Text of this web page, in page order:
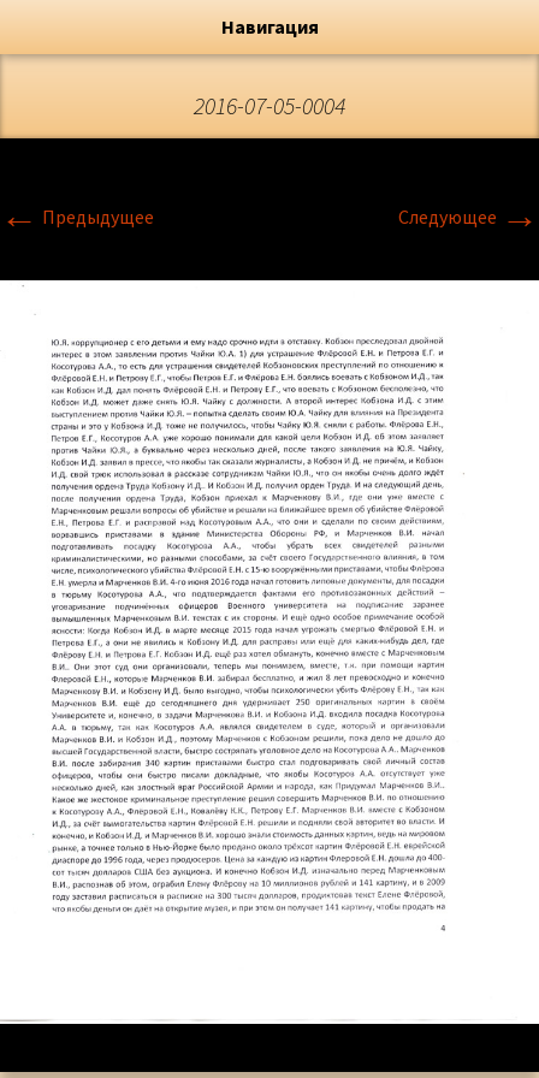
Флёрова Елена Николаевна
Художник, Официальный сайт
Навигация
2016-07-05-0004
← Предыдущее Следующее →